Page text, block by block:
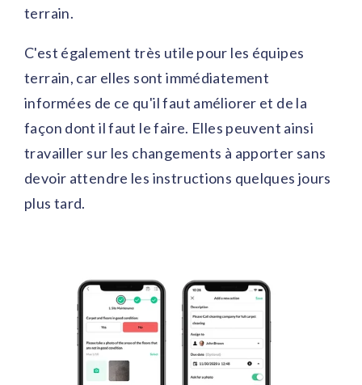
terrain.
C'est également très utile pour les équipes
terrain, car elles sont immédiatement
informées de ce qu'il faut améliorer et de la
façon dont il faut le faire. Elles peuvent ainsi
travailler sur les changements à apporter sans
devoir attendre les instructions quelques jours
plus tard.